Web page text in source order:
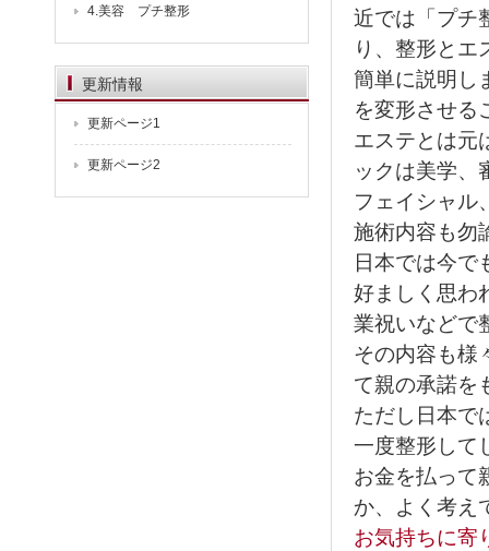
近では「プチ
り、整形とエ
簡単に説明し
を変形させる
エステとは元
ックは美学、
フェイシャル
施術内容も勿
日本では今で
好ましく思わ
業祝いなどで
その内容も様
て親の承諾を
ただし日本で
一度整形して
お金を払って
か、よく考え
お気持ちに寄
4.美容 プチ整形
更新情報
更新ページ1
更新ページ2